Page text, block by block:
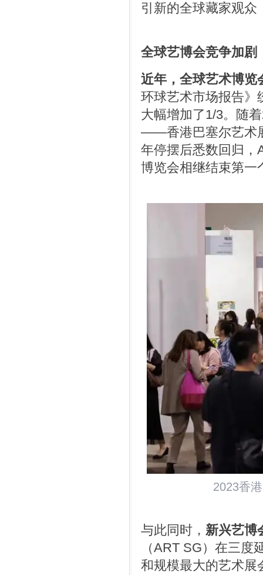
引新的全球藏家观
全球艺博会竞争加剧
近年，全球艺术博览
环球艺术市场报告》
大幅增加了1/3。随
——香港巴塞尔艺术
年停摆后悉数回归，
博览会相继结束第一
2023香
与此同时， 新兴艺博
（ART SG）在三
和规模最大的艺术展